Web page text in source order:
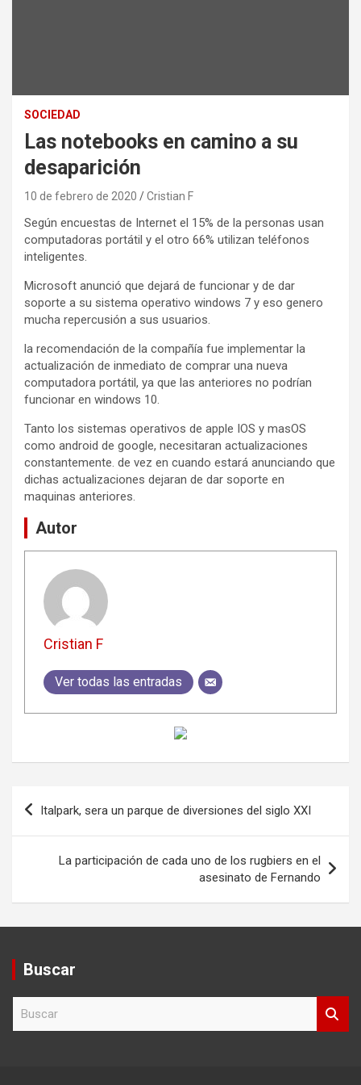
SOCIEDAD
Las notebooks en camino a su
desaparición
10 de febrero de 2020 Cristian F
Según encuestas de Internet el 15% de la personas usan
computadoras portátil y el otro 66% utilizan teléfonos
inteligentes.
Microsoft anunció que dejará de funcionar y de dar
soporte a su sistema operativo windows 7 y eso genero
mucha repercusión a sus usuarios.
la recomendación de la compañía fue implementar la
actualización de inmediato de comprar una nueva
computadora portátil, ya que las anteriores no podrían
funcionar en windows 10.
Tanto los sistemas operativos de apple IOS y masOS
como android de google, necesitaran actualizaciones
constantemente. de vez en cuando estará anunciando que
dichas actualizaciones dejaran de dar soporte en
maquinas anteriores.
Autor
Cristian F
Ver todas las entradas
Navegación
Italpark, sera un parque de diversiones del siglo XXI
La participación de cada uno de los rugbiers en el
asesinato de Fernando
Buscar